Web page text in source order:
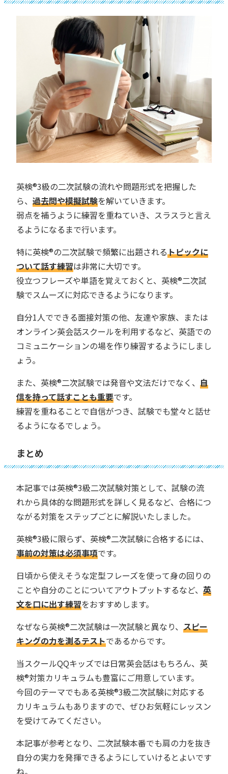
英検®︎3級の二次試験の流れや問題形式を把握した
ら、 過去問や模擬試験を解いていきます。
弱点を補うように練習を重ねていき、スラスラと言え
るようになるまで行います。
特に英検®︎の二次試験で頻繁に出題されるトピックに
ついて話す練習は非常に大切です。
役立つフレーズや単語を覚えておくと、英検®︎二次試
験でスムーズに対応できるようになります。
自分1人でできる面接対策の他、友達や家族、または
オンライン英会話スクールを利用するなど、英語での
コミュニケーションの場を作り練習するようにしまし
ょう。
また、英検®︎二次試験では発音や文法だけでなく、 自
信を持って話すことも重要です。
練習を重ねることで自信がつき、試験でも堂々と話せ
るようになるでしょう。
まとめ
本記事では英検®︎3級二次試験対策として、試験の流
れから具体的な問題形式を詳しく見るなど、合格につ
ながる対策をステップごとに解説いたしました。
英検®︎3級に限らず、英検®︎二次試験に合格するには、
事前の対策は必須事項です。
日頃から使えそうな定型フレーズを使って身の回りの
ことや自分のことについてアウトプットするなど、 英
文を口に出す練習をおすすめします。
なぜなら英検®︎二次試験は一次試験と異なり、 スピー
キングの力を測るテストであるからです。
当スクールQQキッズでは日常英会話はもちろん、英
検®︎対策カリキュラムも豊富にご用意しています。
今回のテーマでもある英検®︎3級二次試験に対応する
カリキュラムもありますので、ぜひお気軽にレッスン
を受けてみてください。
本記事が参考となり、二次試験本番でも肩の力を抜き
自分の実力を発揮できるようにしていけるとよいです
ね。